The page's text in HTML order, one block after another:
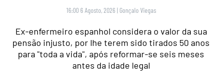
16:00 6 Agosto, 2026 | Gonçalo Viegas
Ex-enfermeiro espanhol considera o valor da sua
pensão injusto, por lhe terem sido tirados 50 anos
para "toda a vida", após reformar-se seis meses
antes da idade legal